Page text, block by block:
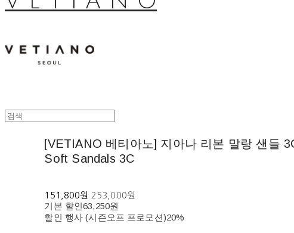
[VETIANO 베티아노] 지아나 리본 말랑 샌들
Soft Sandals 3C
151,800원 253,000원
기본 할인63,250원
할인 행사 (시즌오프 프로모션)20%